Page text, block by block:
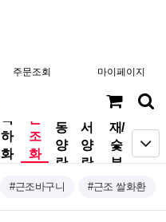
주문조회 마이페이지
축
하
화
근
조
화
동
양
란
서
양
란
분
재/
숯
부
작
#근조바구니 #근조 쌀화환